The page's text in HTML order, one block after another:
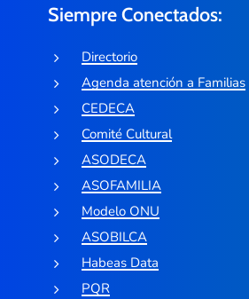
Siempre Conectados:
Directorio
Agenda atención a Familias
CEDECA
Comité Cultural
ASODECA
ASOFAMILIA
Modelo ONU
ASOBILCA
Habeas Data
PQR